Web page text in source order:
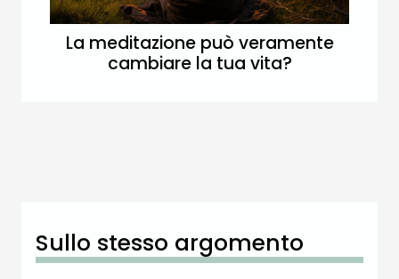
La meditazione può veramente
cambiare la tua vita?
Sullo stesso argomento